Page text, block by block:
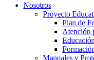
Nosotros
Proyecto
Plan de
Atención
Manuales y